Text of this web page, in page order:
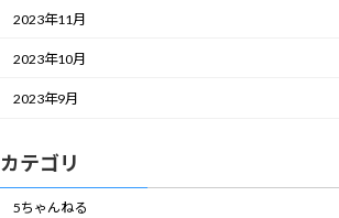
2023年11月
2023年10月
2023年9月
カテゴリ
5ちゃんねる